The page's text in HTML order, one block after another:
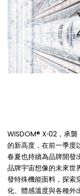
WISDOM® X⋅02，承
的新高度，在前一季度
春夏也持續為品牌開發
品牌宇宙想像的未來世
發特殊機能面料，探索
化、體感溫度與各種外